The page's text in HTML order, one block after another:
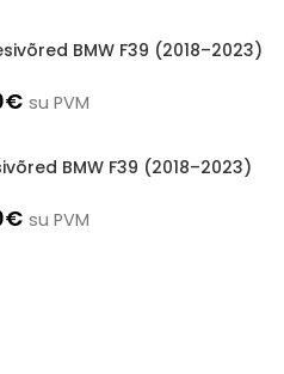
BMW F39 (2018–2023)
€ su PVM
BMW F39 (2018–2023)
€ su PVM